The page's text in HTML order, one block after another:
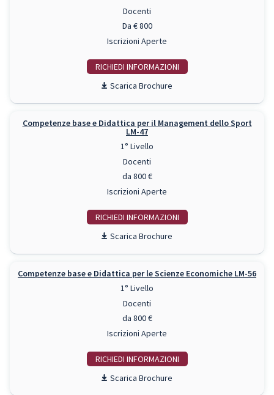
Docenti
Da € 800
Iscrizioni Aperte
RICHIEDI INFO
Scarica Brochure
Competenze base e Didattica per il Management dello Sport
LM-47
1° Livello
Docenti
da 800 €
Iscrizioni Aperte
RICHIEDI INFO
Scarica Brochure
Competenze base e Didattica per le Scienze Economiche LM-56
1° Livello
Docenti
da 800 €
Iscrizioni Aperte
RICHIEDI INFO
Scarica Brochure